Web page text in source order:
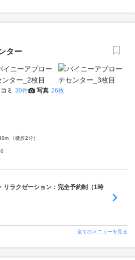
ター
ミ 30件 写真 26枚
（徒歩2分）
ラクゼーション：完全予約制（1時
全てのメニューを見る